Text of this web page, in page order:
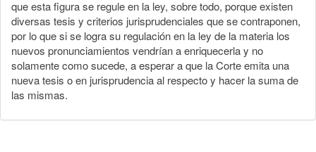
que esta figura se regule en la ley, sobre todo, porque existen
diversas tesis y criterios jurisprudenciales que se contraponen,
por lo que si se logra su regulación en la ley de la materia los
nuevos pronunciamientos vendrían a enriquecerla y no
solamente como sucede, a esperar a que la Corte emita una
nueva tesis o en jurisprudencia al respecto y hacer la suma de
las mismas.